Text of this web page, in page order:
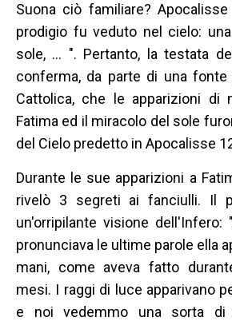
Suona ciò familiare?
prodigio fu veduto nel cielo:
sole, … ". Pertanto, la testata
conferma, da parte di una
Cattolica, che le apparizioni di
Fatima ed il miracolo del sole
del Cielo predetto in Apocalisse
Durante le sue apparizioni a
rivelò 3 segreti ai fanciulli. Il
un'orripilante visione dell'Infero:
pronunciava le ultime parole ella
mani, come aveva fatto
mesi. I raggi di luce apparivano
e noi vedemmo una sorta di